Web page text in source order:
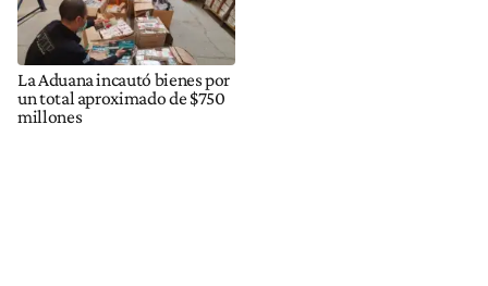
La Aduana incautó bienes por
un total aproximado de $750
millones